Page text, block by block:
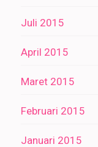
Juli 2015
April 2015
Maret 2015
Februari 2015
Januari 2015